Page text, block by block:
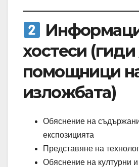
хостеси (гиди
помощници
изложбата)
Обяснение на
експозицията
Представяне на
Обяснение на културни и